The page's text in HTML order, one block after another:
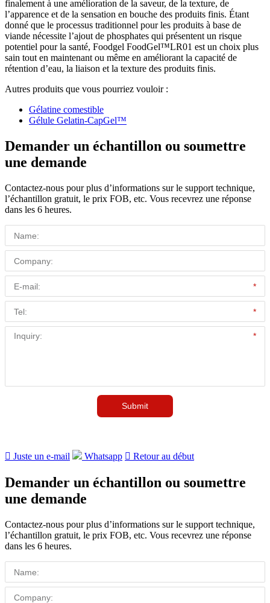
finalement à une amélioration de la saveur, de la texture, de
l’apparence et de la sensation en bouche des produits finis. Étant
donné que le processus traditionnel pour les produits à base de
viande nécessite l’ajout de phosphates qui présentent un risque
potentiel pour la santé, Foodgel FoodGel™LR01 est un choix plus
sain tout en maintenant ou même en améliorant la capacité de
rétention d’eau, la liaison et la texture des produits finis.
Autres produits que vous pourriez vouloir :
Gélatine comestible
Gélule Gelatin-CapGel™
Demander un échantillon ou soumettre
une demande
Contactez-nous pour plus d’informations sur le support technique,
l’échantillon gratuit, le prix FOB, etc. Vous recevrez une réponse
dans les 6 heures.
 Juste un e-mail Whatsapp  Retour au début
Demander un échantillon ou soumettre
une demande
Contactez-nous pour plus d’informations sur le support technique,
l’échantillon gratuit, le prix FOB, etc. Vous recevrez une réponse
dans les 6 heures.